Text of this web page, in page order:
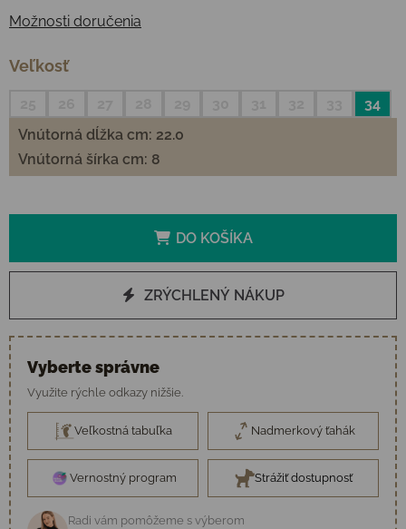
Možnosti doručenia
Veľkosť
34
Vnútorná dĺžka cm: 22.0
Vnútorná šírka cm: 8
DO KOŠÍKA
ZRÝCHLENÝ NÁKUP
Vyberte správne
Využite rýchle odkazy nižšie.
Veľkostná tabuľka Nadmerkový ťahák
Vernostný program Strážiť dostupnosť
Radi vám pomôžeme s výberom